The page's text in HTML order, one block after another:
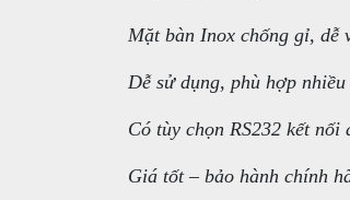
Mặt bàn Inox chống gỉ, dễ
Dễ sử dụng, phù hợp
Có tùy chọn RS232 kết
Giá tốt – bảo hành chính